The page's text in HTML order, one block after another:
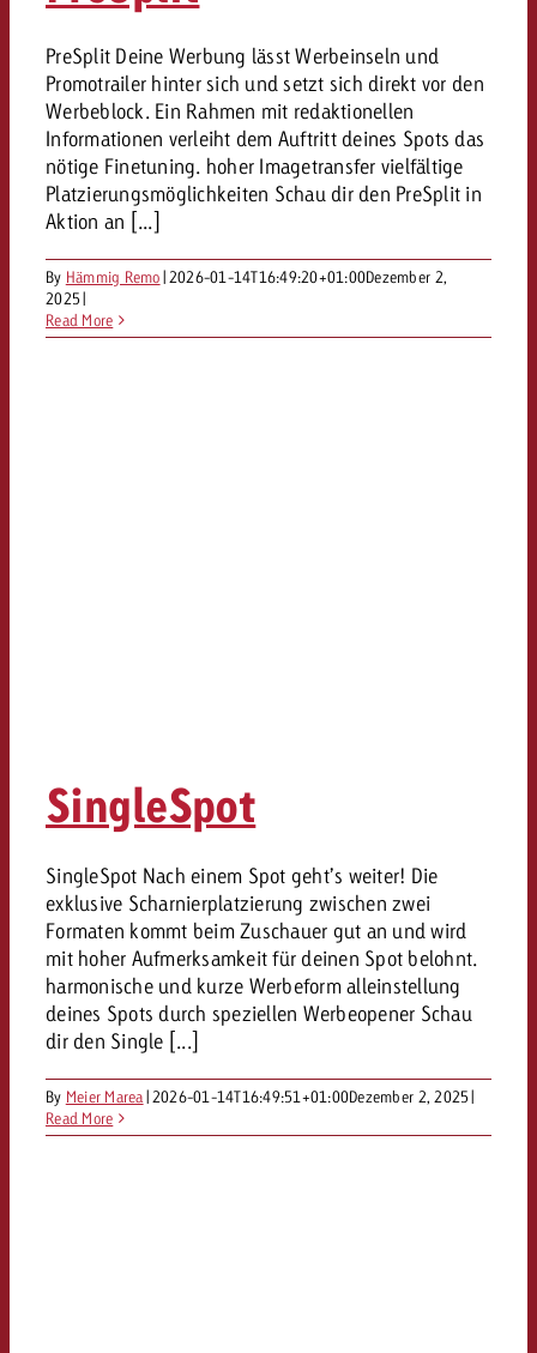
PreSplit Deine Werbung lässt Werbeinseln und
Promotrailer hinter sich und setzt sich direkt vor den
Werbeblock. Ein Rahmen mit redaktionellen
Informationen verleiht dem Auftritt deines Spots das
nötige Finetuning. hoher Imagetransfer vielfältige
Platzierungsmöglichkeiten Schau dir den PreSplit in
Aktion an [...]
By Hämmig Remo| 2026-01-14T16:49:20+01:00Dezember 2,
2025|
Read More
SingleSpot
SingleSpot Nach einem Spot geht’s weiter! Die
exklusive Scharnierplatzierung zwischen zwei
Formaten kommt beim Zuschauer gut an und wird
mit hoher Aufmerksamkeit für deinen Spot belohnt.
harmonische und kurze Werbeform alleinstellung
deines Spots durch speziellen Werbeopener Schau
dir den Single [...]
By Meier Marea| 2026-01-14T16:49:51+01:00Dezember 2, 2025|
Read More